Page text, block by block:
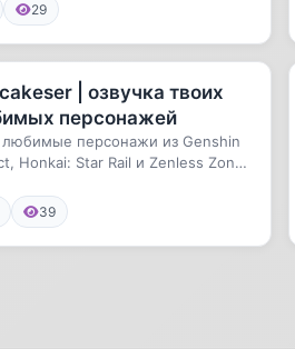
29
| озвучка твоих
персонажей
любимые персонажи из Genshin
Honkai: Star Rail и Zenless Zone
39